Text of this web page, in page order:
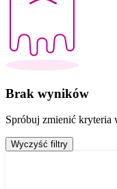
Brak wyników
Spróbuj zmienić kryteria
Wyczyść filtry